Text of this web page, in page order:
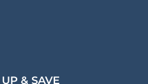
& SAVE